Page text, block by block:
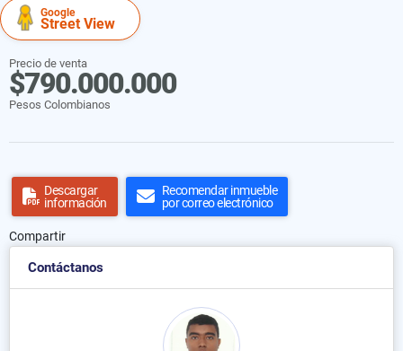
Google
Street View
Precio de venta
$790.000.000
Pesos Colombianos
Descargar
información
Recomendar inmueble
por correo electrónico
Compartir
Contáctanos